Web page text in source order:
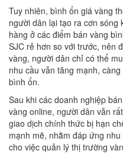
Tuy nhiên, bình ổn giá vàng
người dân lại tạo ra cơn
hàng ở các điểm bán vàng
SJC rẻ hơn so với trước, nên
vàng, người dân chỉ có thể
nhu cầu vẫn tăng mạnh,
bình ổn.
Sau khi các doanh nghiệp
vàng online, người dân vẫn
giao dịch chính thức bị hạn
mạnh mẽ, nhằm đáp ứng
cho việc quản lý thị trường